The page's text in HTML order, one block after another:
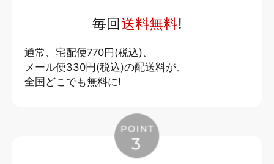
毎回送料無料!
通常、宅配便770円(税込)、
メール便330円(税込)の配送料が、
全国どこでも無料に!